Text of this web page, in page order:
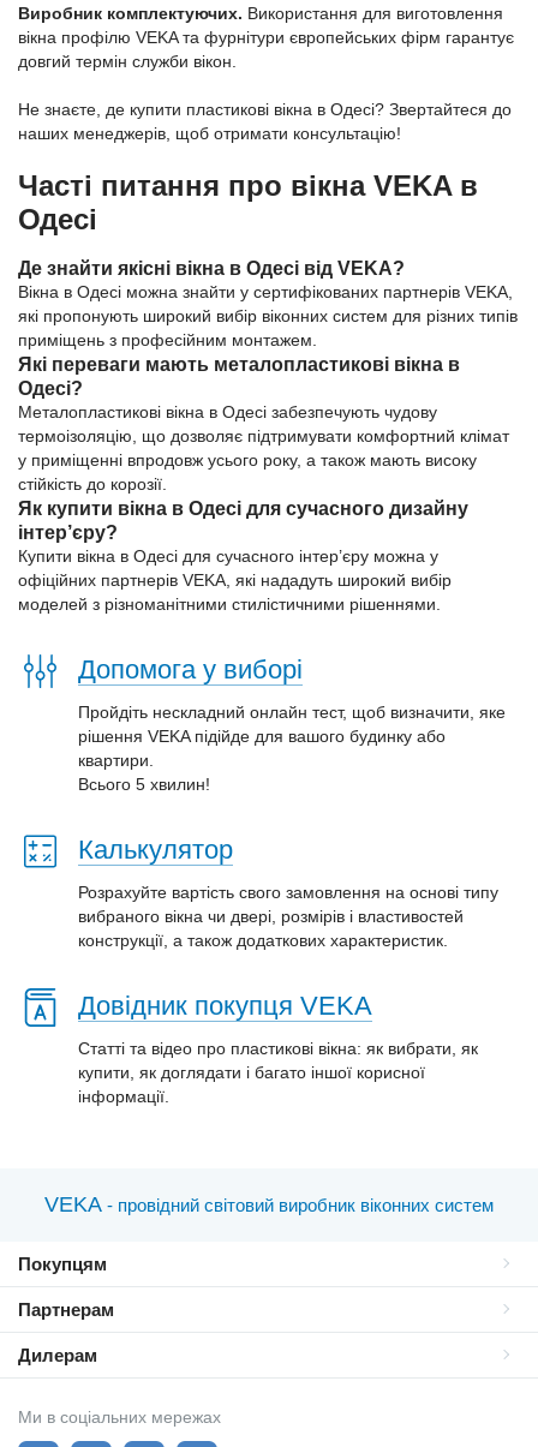
Виробник комплектуючих. Використання для виготовлення
вікна профілю VEKA та фурнітури європейських фірм гарантує
довгий термін служби вікон.
Не знаєте, де купити пластикові вікна в Одесі? Звертайтеся до
наших менеджерів, щоб отримати консультацію!
Часті питання про вікна VEKA в
Одесі
Де знайти якісні вікна в Одесі від VEKA?
Вікна в Одесі можна знайти у сертифікованих партнерів VEKA,
які пропонують широкий вибір віконних систем для різних типів
приміщень з професійним монтажем.
Які переваги мають металопластикові вікна в
Одесі?
Металопластикові вікна в Одесі забезпечують чудову
термоізоляцію, що дозволяє підтримувати комфортний клімат
у приміщенні впродовж усього року, а також мають високу
стійкість до корозії.
Як купити вікна в Одесі для сучасного дизайну
інтер’єру?
Купити вікна в Одесі для сучасного інтер’єру можна у
офіційних партнерів VEKA, які нададуть широкий вибір
моделей з різноманітними стилістичними рішеннями.
Допомога у виборі
Пройдіть нескладний онлайн тест, щоб визначити, яке
рішення VEKA підійде для вашого будинку або
квартири.
Всього 5 хвилин!
Калькулятор
Розрахуйте вартість свого замовлення на основі типу
вибраного вікна чи двері, розмірів і властивостей
конструкції, а також додаткових характеристик.
Довідник покупця VEKA
Статті та відео про пластиковi вікна: як вибрати, як
купити, як доглядати і багато іншої корисної
інформації.
VEKA - провідний світовий виробник віконних систем
Покупцям
Партнерам
Дилерам
Ми в соціальних мережах